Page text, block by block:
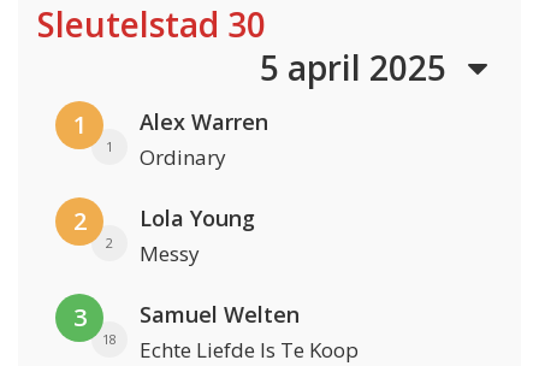
Sleutelstad 30
5 april 2025
1
1
Alex Warren
Ordinary
2
2
Lola Young
Messy
3
18
Samuel Welten
Echte Liefde Is Te Koop